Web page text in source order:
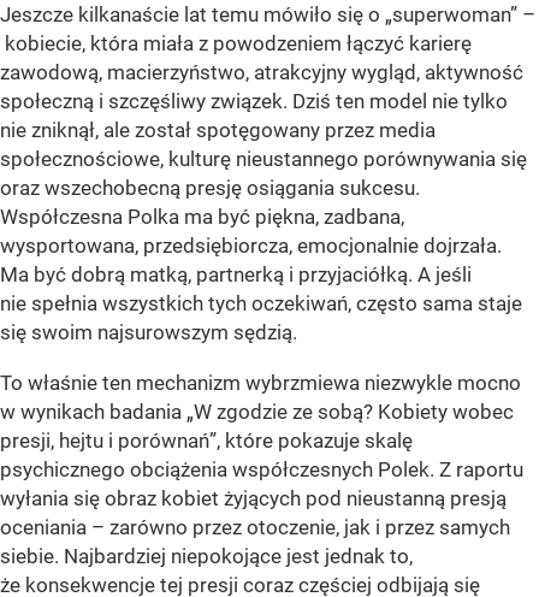
Jeszcze kilkanaście lat temu mówiło się o „superwoman” –
kobiecie, która miała z powodzeniem łączyć karierę
zawodową, macierzyństwo, atrakcyjny wygląd, aktywność
społeczną i szczęśliwy związek. Dziś ten model nie tylko
nie zniknął, ale został spotęgowany przez media
społecznościowe, kulturę nieustannego porównywania się
oraz wszechobecną presję osiągania sukcesu.
Współczesna Polka ma być piękna, zadbana,
wysportowana, przedsiębiorcza, emocjonalnie dojrzała.
Ma być dobrą matką, partnerką i przyjaciółką. A jeśli
nie spełnia wszystkich tych oczekiwań, często sama staje
się swoim najsurowszym sędzią.
To właśnie ten mechanizm wybrzmiewa niezwykle mocno
w wynikach badania „W zgodzie ze sobą? Kobiety wobec
presji, hejtu i porównań”, które pokazuje skalę
psychicznego obciążenia współczesnych Polek. Z raportu
wyłania się obraz kobiet żyjących pod nieustanną presją
oceniania – zarówno przez otoczenie, jak i przez samych
siebie. Najbardziej niepokojące jest jednak to,
że konsekwencje tej presji coraz częściej odbijają się